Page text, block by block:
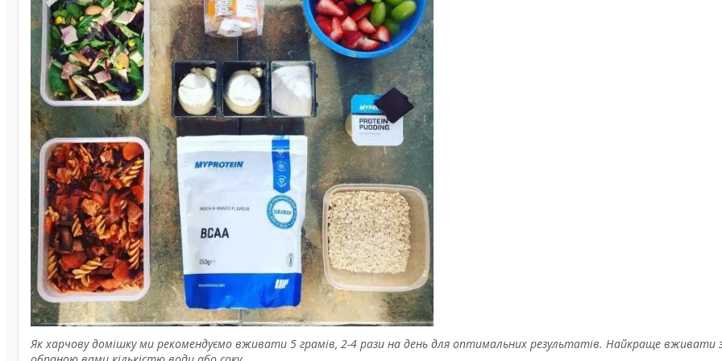
Як харчову домішку ми рекомендуємо вживати 5 грамів, 2-4 рази на день для оптимальних результатів. Найкраще вживати